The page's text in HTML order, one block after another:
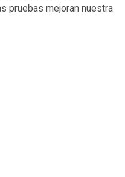
pruebas mejoran nuestra